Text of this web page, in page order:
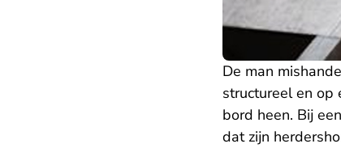
De man
structureel en op
bord heen. Bij
dat zijn